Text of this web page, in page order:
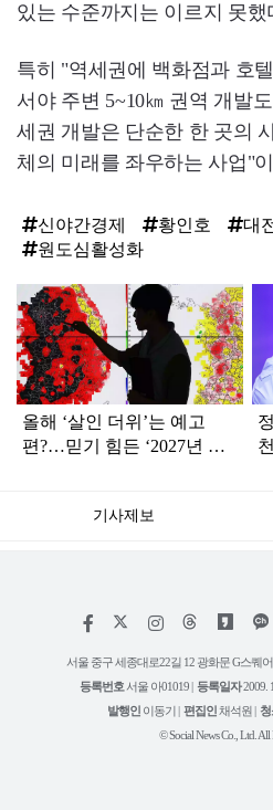
있는 수준까지는 이르지 못
특히 "역세권에 백화점과 호
서야 주변 5~10㎞ 권역 개발
세권 개발은 단순한 한 곳의
체의 미래를 좌우하는 사업"
신야간경제 황인호
대
원도심활성화
탑
라
인
올해 ‘살인 더위’는 예고
편?…믿기 힘든 ‘2027년 여
기사제보
페
스
인
타
램
서울 중구 세종대로22길 12 광화문 G스퀘
등록번호 서울 아01019 | 등록일자2009.
발행인 이동기 | 편집인채석원 |
© Social News Co., Ltd. All